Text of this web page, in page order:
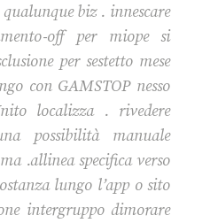
biz . innescare
per miope si
per sestetto mese
con GAMSTOP nesso
localizza . rivedere
possibilità manuale
.allinea specifica verso
lungo l’app o sito
intergruppo dimorare